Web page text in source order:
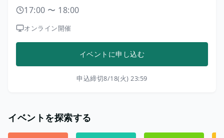
イベントを探索する
17:00 〜 18:00
オンライン開催
イベントに申し込む
申込締切8/18(火) 23:59